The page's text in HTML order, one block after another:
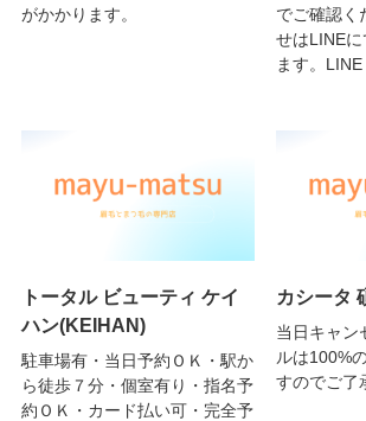
がかかります。
でご確認く
せはLINEに
ます。
トータル ビューティ ケイ
ハン(KEIHAN)
駐車場有・当日予約ＯＫ・駅か
ら徒歩７分・個室有り・指名予
約ＯＫ・カード払い可・完全予
カシータ
当日キャン
ルは100%
すのでご了